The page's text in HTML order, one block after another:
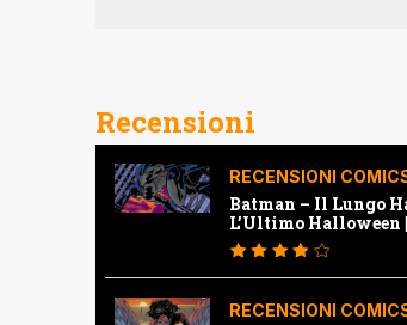
Recensioni
RECENSIONI
Batman – Il Lungo
L’Ultimo Halloween
RECENSIONI